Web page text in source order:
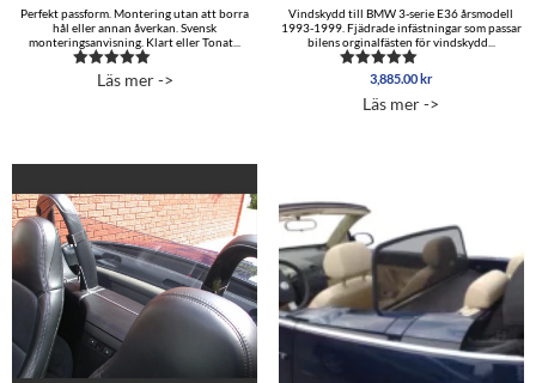
Perfekt passform. Montering utan att borra
hål eller annan åverkan. Svensk
monteringsanvisning. Klart eller Tonat...
Betygsatt
Läs mer ->
Vindskydd till BMW 3-serie E36 årsmodell
1993-1999. Fjädrade infästningar som passar
bilens orginalfästen för vindskydd...
Betygsatt
av 5
3,885.00kr
Läs mer ->